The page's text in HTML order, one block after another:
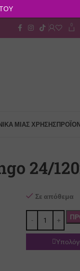
0
ΜΙΑΣ ΧΡΉΣΗΣ
24/
Σε απόθεμα